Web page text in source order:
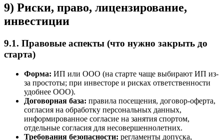
9) Риски, право, лицензирование,
инвестиции
9.1. Правовые аспекты (что нужно закрыть до
старта)
Форма: ИП или ООО (на старте чаще выбирают ИП из-
за простоты; при инвесторе и рисках ответственности
удобнее ООО).
Договорная база: правила посещения, договор-оферта,
согласия на обработку персональных данных,
информированное согласие на занятия спортом,
отдельные согласия для несовершеннолетних.
Требования безопасности: регламенты допуска,